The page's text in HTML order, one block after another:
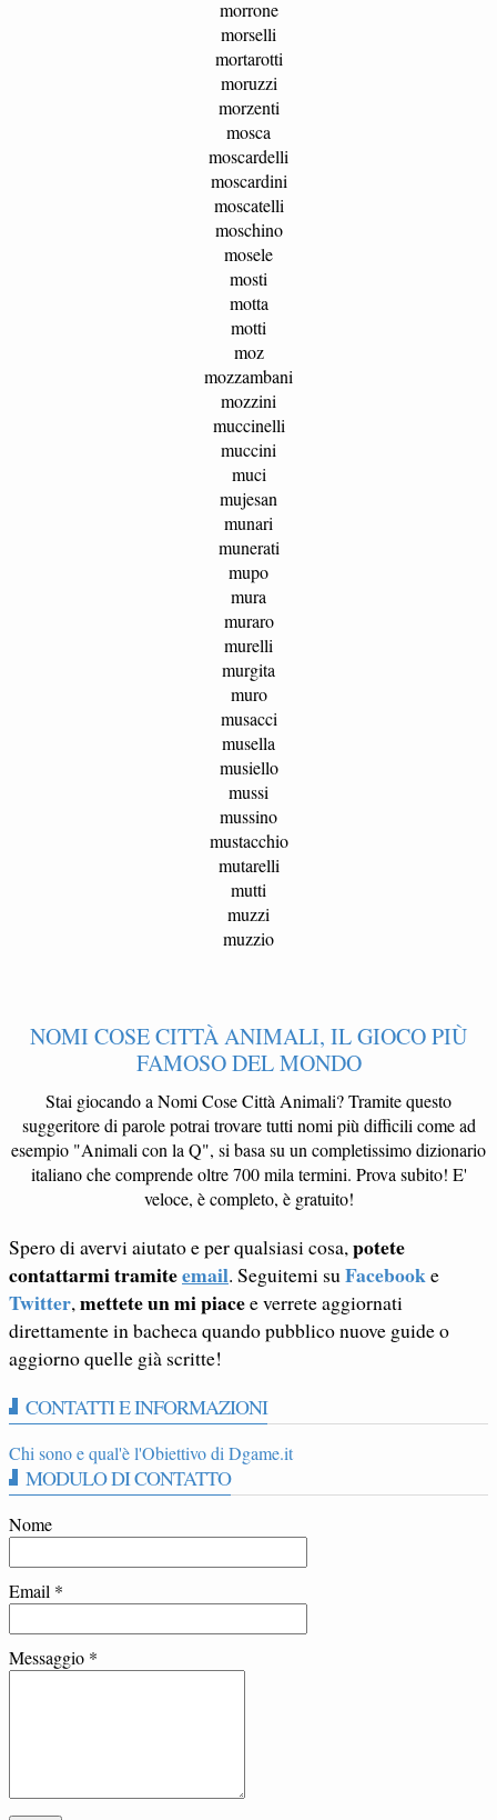
morrone
morselli
mortarotti
moruzzi
morzenti
mosca
moscardelli
moscardini
moscatelli
moschino
mosele
mosti
motta
motti
moz
mozzambani
mozzini
muccinelli
muccini
muci
mujesan
munari
munerati
mupo
mura
muraro
murelli
murgita
muro
musacci
musella
musiello
mussi
mussino
mustacchio
mutarelli
mutti
muzzi
muzzio
NOMI COSE CITTÀ ANIMALI, IL GIOCO PIÙ
FAMOSO DEL MONDO
Stai giocando a Nomi Cose Città Animali? Tramite questo
suggeritore di parole potrai trovare tutti nomi più difficili come ad
esempio "Animali con la Q", si basa su un completissimo dizionario
italiano che comprende oltre 700 mila termini. Prova subito! E'
veloce, è completo, è gratuito!
Spero di avervi aiutato e per qualsiasi cosa, potete
contattarmi tramiteemail. Seguitemi su Facebooke
Twitter, mettete un mi piacee verrete aggiornati
direttamente in bacheca quando pubblico nuove guide o
aggiorno quelle già scritte!
CONTATTI E INFORMAZIONI
Chi sono e qual'è l'Obiettivo di Dgame.it
MODULO DI CONTATTO
Nome
Email *
Messaggio *